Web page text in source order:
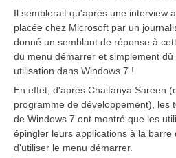
Il semblerait qu'après une interview
placée chez Microsoft par un
donné un semblant de réponse à
du menu démarrer et simplement
utilisation dans Windows 7 !
En effet, d'après Chaitanya Sareen
programme de développement), les
de Windows 7 ont montré que les
épingler leurs applications à la barre
d'utiliser le menu démarrer.